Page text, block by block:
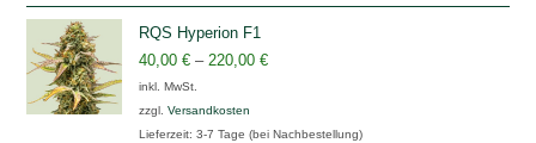
RQS Hyperion F1
40,00€ –220,00€
inkl. MwSt.
zzgl.Versandkosten
Lieferzeit:3-7 Tage (bei Nachbestellung)